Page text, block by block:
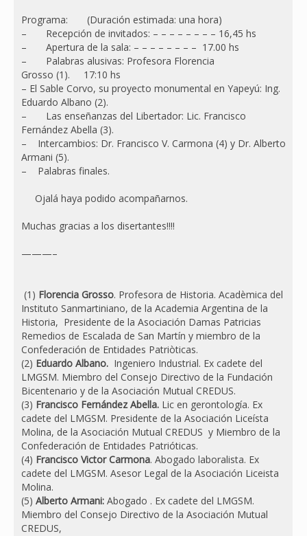
Programa: (Duración estimada: una hora)
– Recepción de invitados: – – – – – – – – 16,45 hs
– Apertura de la sala: – – – – – – – – 17.00 hs
– Palabras alusivas: Profesora Florencia
Grosso (1). 17:10 hs
– El Sable Corvo, su proyecto monumental en Yapeyú: Ing.
Eduardo Albano (2).
– Las enseñanzas del Libertador: Lic. Francisco
Fernández Abella (3).
– Intercambios: Dr. Francisco V. Carmona (4) y Dr. Alberto
Armani (5).
– Palabras finales.
Ojalá haya podido acompañarnos.
Muchas gracias a los disertantes!!!!
———–
(1) Florencia Grosso. Profesora de Historia. Acadèmica del
Instituto Sanmartiniano, de la Academia Argentina de la
Historia, Presidente de la Asociación Damas Patricias
Remedios de Escalada de San Martín y miembro de la
Confederación de Entidades Patriòticas.
(2) Eduardo Albano. Ingeniero Industrial. Ex cadete del
LMGSM. Miembro del Consejo Directivo de la Fundación
Bicentenario y de la Asociación Mutual CREDUS.
(3) Francisco Fernández Abella. Lic en gerontología. Ex
cadete del LMGSM. Presidente de la Asociación Liceísta
Molina, de la Asociación Mutual CREDUS y Miembro de la
Confederación de Entidades Patrióticas.
(4) Francisco Victor Carmona. Abogado laboralista. Ex
cadete del LMGSM. Asesor Legal de la Asociación Liceista
Molina.
(5) Alberto Armani: Abogado . Ex cadete del LMGSM.
Miembro del Consejo Directivo de la Asociación Mutual
CREDUS,